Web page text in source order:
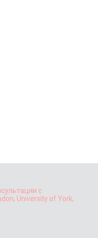
с
University of York,